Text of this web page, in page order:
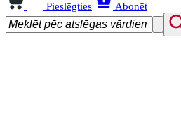
Pieslēgties Abonēt